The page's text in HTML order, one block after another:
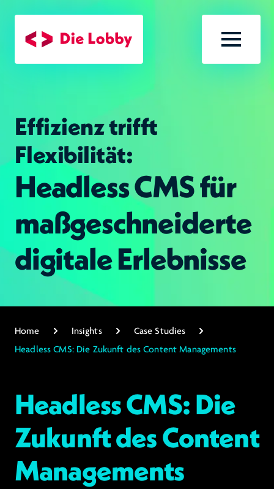
Menü
Effizienz trifft
Flexibilität:
Headless CMS für
maßgeschneiderte
digitale Erlebnisse
Home Insights
Case Studies
Headless CMS: Die Zukunft des Content Managements
Headless CMS: Die
Zukunft des Content
Managements